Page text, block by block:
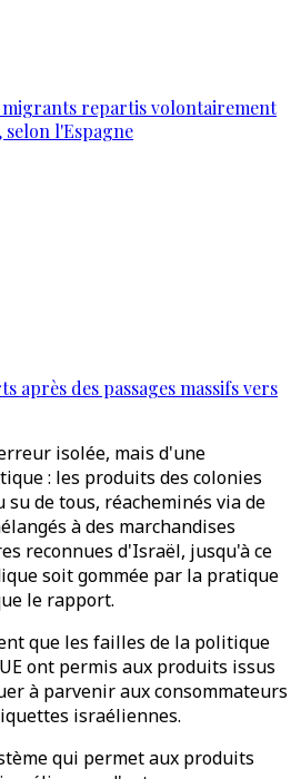
migrants repartis volontairement
selon l'Espagne
après des passages massifs vers
isolée, mais d'une
: les produits des colonies
su de tous, réacheminés via de
à des marchandises
reconnues d'Israël, jusqu'à ce
soit gommée par la pratique
le rapport.
que les failles de la politique
ont permis aux produits issus
à parvenir aux consommateurs
israéliennes.
qui permet aux produits